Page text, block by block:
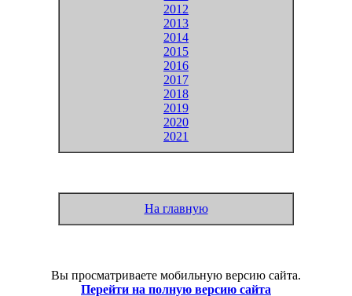
2012
2013
2014
2015
2016
2017
2018
2019
2020
2021
На главную
Вы просматриваете мобильную версию сайта.
Перейти на полную версию сайта